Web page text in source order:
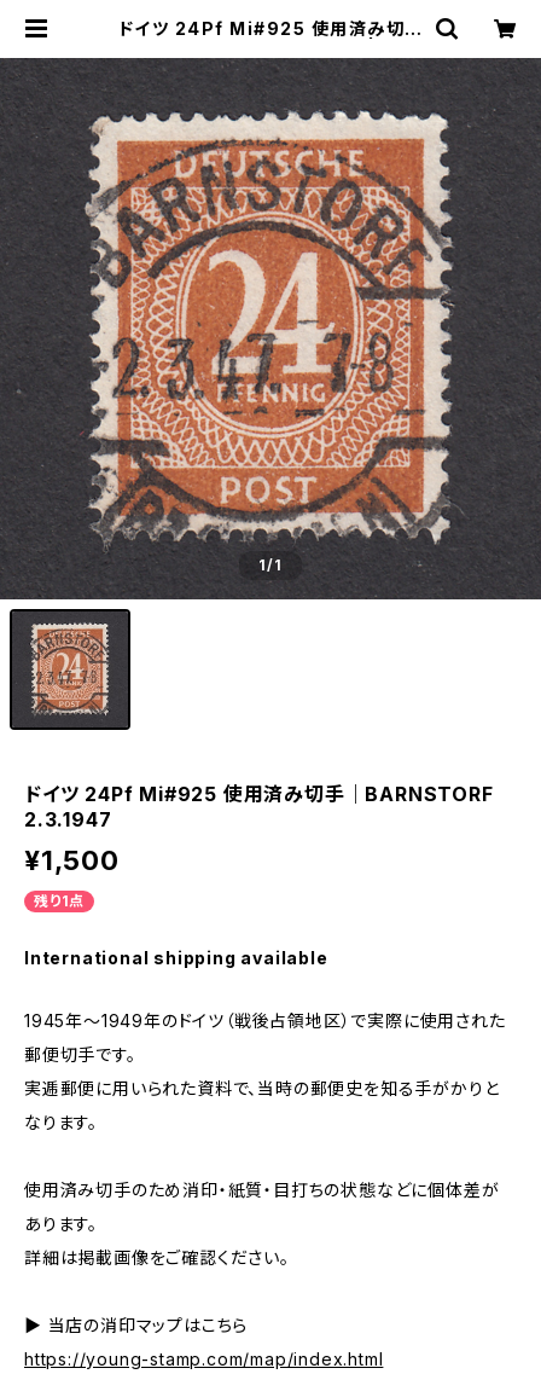
ドイツ 24Pf Mi#925 使用済み切手
グスタンプのネットショップ | Young
Stamp
1/1
ドイツ 24Pf Mi#925 使用済み切手｜BARNSTORF
2.3.1947
¥1,500
残り1点
International shipping available
1945年～1949年のドイツ（戦後占領地区）で実際に使用された
郵便切手です。
実逓郵便に用いられた資料で、当時の郵便史を知る手がかりと
なります。
使用済み切手のため消印・紙質・目打ちの状態などに個体差が
あります。
詳細は掲載画像をご確認ください。
▶ 当店の消印マップはこちら
https://young-stamp.com/map/index.html